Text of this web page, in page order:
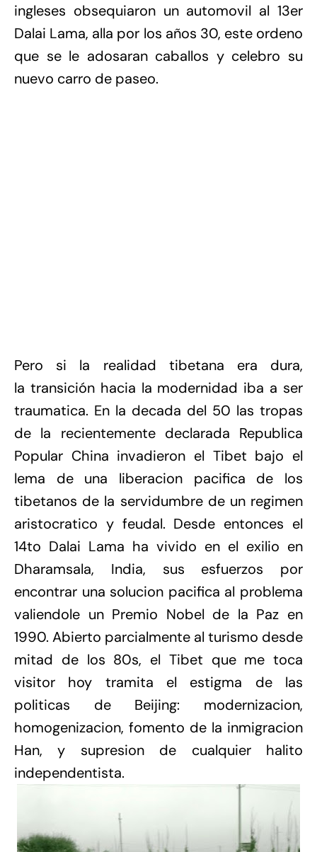
ingleses obsequiaron un automovil al 13er
Dalai Lama, alla por los años 30, este ordeno
que se le adosaran caballos y celebro su
nuevo carro de paseo.
Pero si la realidad tibetana era dura,
la transición hacia la modernidad iba a ser
traumatica. En la decada del 50 las tropas
de la recientemente declarada Republica
Popular China invadieron el Tibet bajo el
lema de una liberacion pacifica de los
tibetanos de la servidumbre de un regimen
aristocratico y feudal. Desde entonces el
14to Dalai Lama ha vivido en el exilio en
Dharamsala, India, sus esfuerzos por
encontrar una solucion pacifica al problema
valiendole un Premio Nobel de la Paz en
1990. Abierto parcialmente al turismo desde
mitad de los 80s, el Tibet que me toca
visitor hoy tramita el estigma de las
politicas de Beijing: modernizacion,
homogenizacion, fomento de la inmigracion
Han, y supresion de cualquier halito
independentista.